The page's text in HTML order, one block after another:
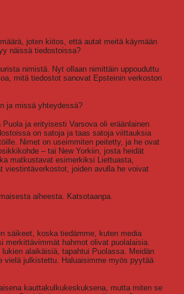
joten kiitos, että autat meitä käymään
näissä tiedostoissa?
nimistä. Nyt ollaan nimittäin uppouduttu
mitä tiedostot sanovat Epsteinin verkoston
ja missä yhteydessä?
ja erityisesti Varsova oli eräänlainen
on satoja ja taas satoja viittauksia
Nimet on useimmiten peitetty, ja he ovat
– tai New Yorkiin, josta heidät
matkustavat esimerkiksi Liettuasta,
viestintäverkostot, joiden avulla he voivat
aiheesta. Katsotaanpa.
säikeet, koska tiedämme, kuten media
merkittävimmät hahmot olivat puolalaisia.
alaikäisiä, tapahtui Puolassa. Meidän
vielä julkistettu. Haluaisimme myös pyytää
kauttakulkukeskuksena, mutta miten se